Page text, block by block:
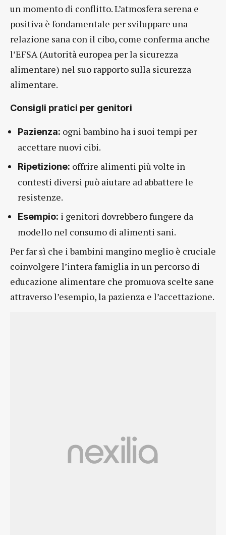
un momento di conflitto. L’atmosfera serena e
positiva è fondamentale per sviluppare una
relazione sana con il cibo, come conferma anche
l’EFSA (Autorità europea per la sicurezza
alimentare) nel suo rapporto sulla sicurezza
alimentare.
Consigli pratici per genitori
Pazienza: ogni bambino ha i suoi tempi per
accettare nuovi cibi.
Ripetizione: offrire alimenti più volte in
contesti diversi può aiutare ad abbattere le
resistenze.
Esempio: i genitori dovrebbero fungere da
modello nel consumo di alimenti sani.
Per far sì che i bambini mangino meglio è cruciale
coinvolgere l’intera famiglia in un percorso di
educazione alimentare che promuova scelte sane
attraverso l’esempio, la pazienza e l’accettazione.